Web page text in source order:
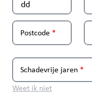
Postcode
Schadevrije jaren
Weet ik niet